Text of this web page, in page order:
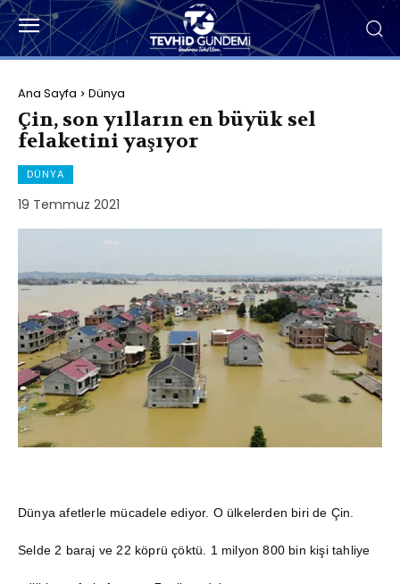
Ana Sayfa Dünya
Çin, son yılların en büyük sel
felaketini yaşıyor
DÜNYA
19 Temmuz 2021
Dünya afetlerle mücadele ediyor. O ülkelerden biri de Çin.
Selde 2 baraj ve 22 köprü çöktü. 1 milyon 800 bin kişi tahliye